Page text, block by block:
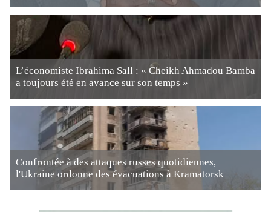
L’économiste Ibrahima Sall : « Cheikh Ahmadou Bamba
a toujours été en avance sur son temps »
Confrontée à des attaques russes quotidiennes,
l'Ukraine ordonne des évacuations à Kramatorsk